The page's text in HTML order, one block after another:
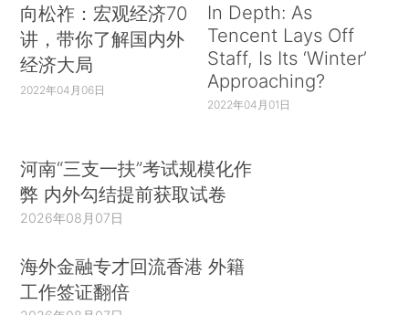
向松祚：宏观经济70
讲，带你了解国内外
经济大局
2022年04月06日
In Depth: As
Tencent Lays Off
Staff, Is Its ‘Winter’
Approaching?
2022年04月01日
河南“三支一扶”考试规模化作
弊 内外勾结提前获取试卷
2026年08月07日
海外金融专才回流香港 外籍
工作签证翻倍